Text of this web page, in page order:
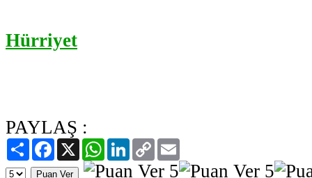
Hürriyet
PAYLAŞ :
PaylaşFacebook
X WhatsAppLinkedIn
Copy
Link